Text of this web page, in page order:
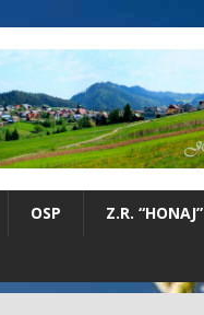
OSP Z.R. “HONAJ”